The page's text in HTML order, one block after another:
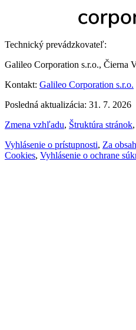
Technický prevádzkovateľ:
Galileo Corporation s.r.o., Čierna
Kontakt: Galileo Corporation s.r.o.
Posledná aktualizácia: 31. 7. 2026
Zmena vzhľadu, Štruktúra stránok,
Vyhlásenie o prístupnosti, Za
Cookies, Vyhlásenie o ochrane